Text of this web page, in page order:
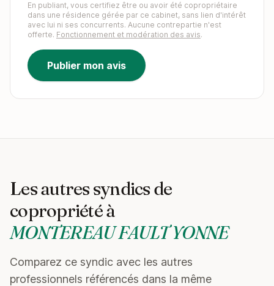
En publiant, vous certifiez être ou avoir été copropriétaire
dans une résidence gérée par ce cabinet, sans lien d'intérêt
avec lui ni ses concurrents. Aucune contrepartie n'est
offerte. Fonctionnement et modération des avis.
Publier mon avis
Les autres syndics de
copropriété à
MONTEREAU FAULT YONNE
Comparez ce syndic avec les autres
professionnels référencés dans la même